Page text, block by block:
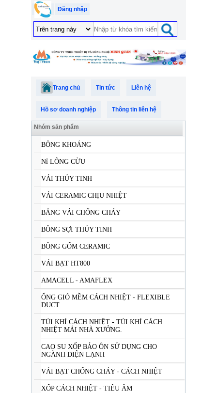
Đăng nhập
Trang chủ Tin tức Liên hệ
Hồ sơ doanh nghiệp Thông tin liên hệ
Nhóm sản phẩm
BÔNG KHOÁNG
Nỉ LÔNG CỪU
VẢI THỦY TINH
VẢI CERAMIC CHỊU NHIỆT
BĂNG VẢI CHỐNG CHÁY
BÔNG SỢI THỦY TINH
BÔNG GỐM CERAMIC
VẢI BẠT HT800
AMACELL - AMAFLEX
ỐNG GIÓ MỀM CÁCH NHIỆT - FLEXIBLE
DUCT
TÚI KHÍ CÁCH NHIỆT - TÚI KHÍ CÁCH
NHIỆT MÁI NHÀ XƯỞNG.
CAO SU XỐP BẢO ÔN SỬ DỤNG CHO
NGÀNH ĐIỆN LẠNH
VẢI BẠT CHỐNG CHÁY - CÁCH NHIỆT
XỐP CÁCH NHIỆT - TIÊU ÂM